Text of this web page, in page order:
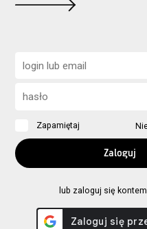
Zapamiętaj
lub zaloguj się